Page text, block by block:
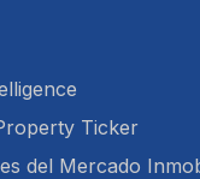
Ticker
del Mercado